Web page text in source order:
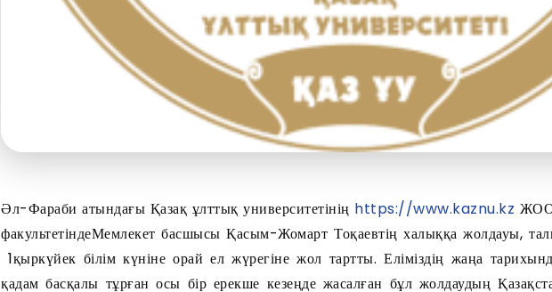
Әл-Фараби атындағы Қазақ ұлттық университетінің https://www.kaznu.kz ЖОО-
факультетіндеМемлекет басшысы Қасым-Жомарт Тоқаевтің халыққа жолдауы,
1қыркүйек білім күніне орай ел жүрегіне жол тартты. Еліміздің жаңа
қадам басқалы тұрған осы бір ерекше кезеңде жасалған бұл жолдаудың